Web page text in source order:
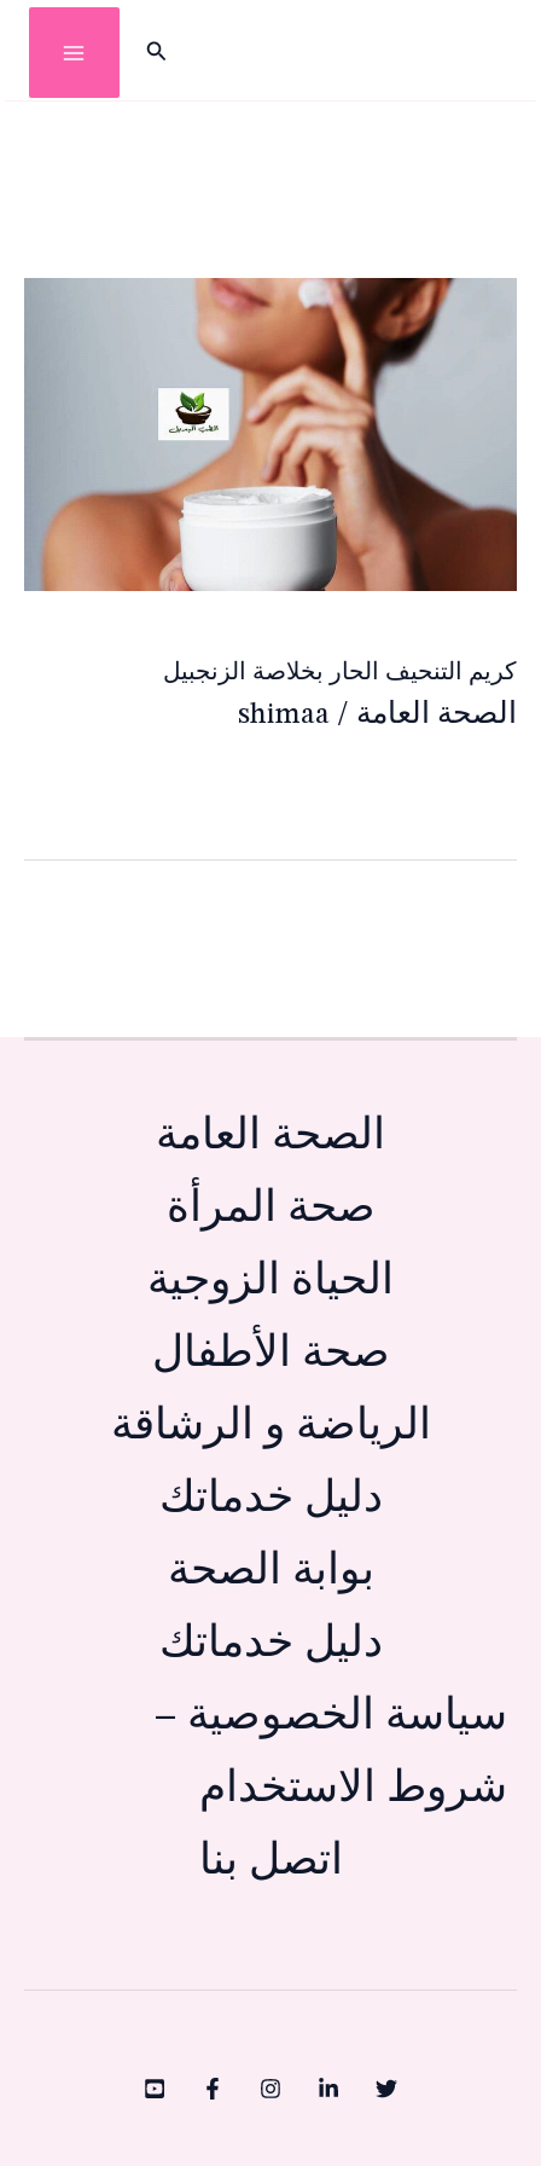
البحث
كريم التنحيف الحار بخلاصة الزنجبيل
الصحة العامة /
shimaa
الصحة العامة
صحة المرأة
الحياة الزوجية
صحة الأطفال
الرياضة و الرشاقة
دليل خدماتك
بوابة الصحة
دليل خدماتك
سياسة الخصوصية –
شروط الاستخدام
اتصل بنا